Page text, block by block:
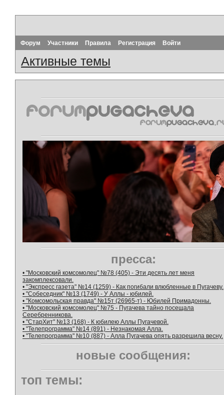
Форум Участники Правила Регистрация Войти
Активные темы
пресса:
• "Московский комсомолец" №78 (405) - Эти десять лет меня
закомплексовали.
• "Экспресс газета" №14 (1259) - Как погибали влюбленные в Пугачеву.
• "Собеседник" №13 (1749) - У Аллы - юбилей.
• "Комсомольская правда" №15т (26965-т) - Юбилей Примадонны.
• "Московский комсомолец" №75 - Пугачева тайно посещала
Серебренникова.
• "СтарХит" №13 (168) - К юбилею Аллы Пугачевой.
• "Телепрограмма" №14 (891) - Незнакомая Алла.
• "Телепрограмма" №10 (887) - Алла Пугачева опять разрешила весну.
новые сообщения:
топ темы: